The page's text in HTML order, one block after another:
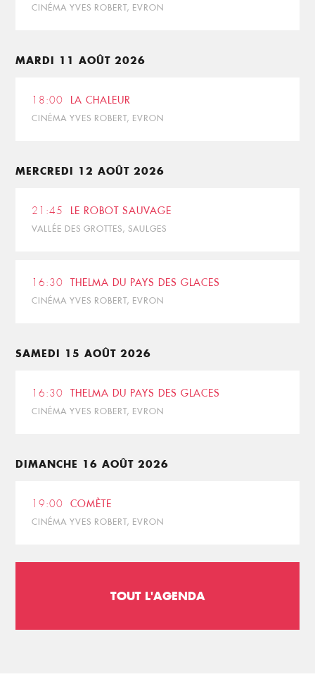
CINÉMA YVES ROBERT, EVRON
MARDI 11 AOÛT 2026
18:00 LA CHALEUR
CINÉMA YVES ROBERT, EVRON
MERCREDI 12 AOÛT 2026
21:45 LE ROBOT SAUVAGE
VALLÉE DES GROTTES, SAULGES
16:30 THELMA DU PAYS DES GLACES
CINÉMA YVES ROBERT, EVRON
SAMEDI 15 AOÛT 2026
16:30 THELMA DU PAYS DES GLACES
CINÉMA YVES ROBERT, EVRON
DIMANCHE 16 AOÛT 2026
19:00 COMÈTE
CINÉMA YVES ROBERT, EVRON
TOUT L'AGENDA